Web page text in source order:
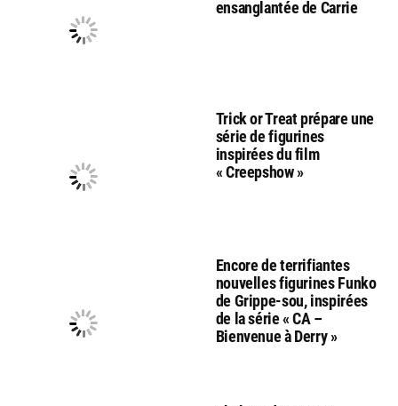
ensanglantée de Carrie
Trick or Treat prépare une
série de figurines
inspirées du film
« Creepshow »
Encore de terrifiantes
nouvelles figurines Funko
de Grippe-sou, inspirées
de la série « CA –
Bienvenue à Derry »